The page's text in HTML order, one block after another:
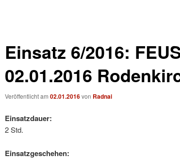
Einsatz 6/2016:
02.01.2016
Veröffentlicht am 02.01.2016von Radnai
Einsatzdauer:
2 Std.
Einsatzgeschehen: